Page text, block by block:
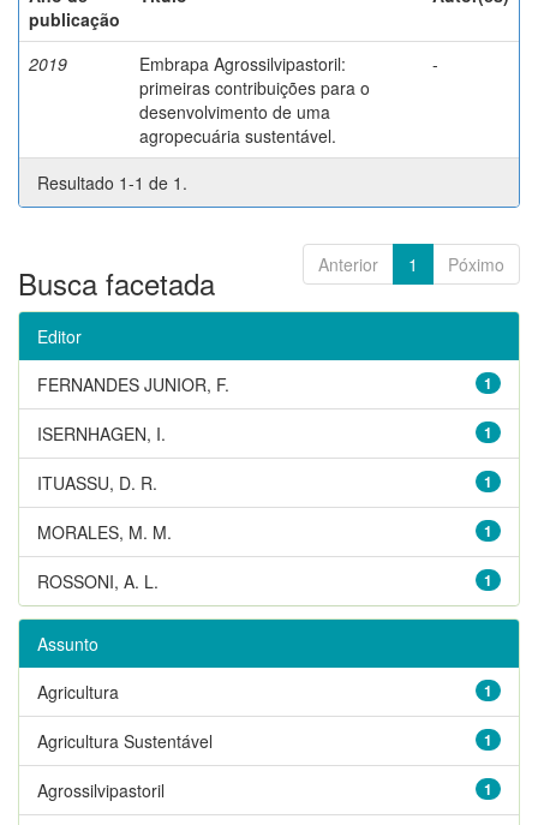
publicação
2019
Embrapa Agrossilvipastoril:
primeiras contribuições para o
desenvolvimento de uma
agropecuária sustentável.
-
Resultado 1-1 de 1.
Anterior 1 Póximo
Busca facetada
Editor
1
FERNANDES JUNIOR, F.
1
ISERNHAGEN, I.
1
ITUASSU, D. R.
1
MORALES, M. M.
1
ROSSONI, A. L.
Assunto
1
Agricultura
1
Agricultura Sustentável
1
Agrossilvipastoril